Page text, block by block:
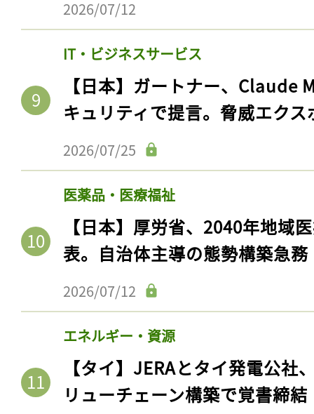
2026/07/12
IT・ビジネスサービス
【日本】ガートナー、Claude
キュリティで提言。脅威エク
2026/07/25
医薬品・医療福祉
【日本】厚労省、2040年地域
表。自治体主導の態勢構築急務
2026/07/12
エネルギー・資源
【タイ】JERAとタイ発電公社
リューチェーン構築で覚書締結